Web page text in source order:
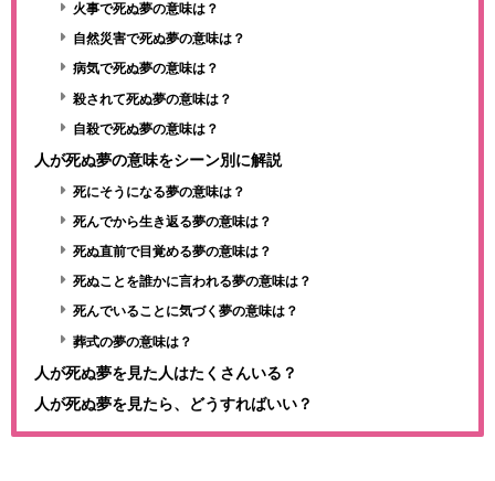
火事で死ぬ夢の意味は？
自然災害で死ぬ夢の意味は？
病気で死ぬ夢の意味は？
殺されて死ぬ夢の意味は？
自殺で死ぬ夢の意味は？
人が死ぬ夢の意味をシーン別に解説
死にそうになる夢の意味は？
死んでから生き返る夢の意味は？
死ぬ直前で目覚める夢の意味は？
死ぬことを誰かに言われる夢の意味は？
死んでいることに気づく夢の意味は？
葬式の夢の意味は？
人が死ぬ夢を見た人はたくさんいる？
人が死ぬ夢を見たら、どうすればいい？